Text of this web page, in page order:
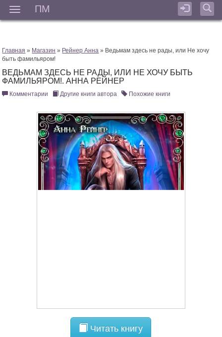
ПМ
Главная » Магазин » Рейнер Анна » Ведьмам здесь не рады, или Не хочу
быть фамильяром!
ВЕДЬМАМ ЗДЕСЬ НЕ РАДЫ, ИЛИ НЕ ХОЧУ БЫТЬ
ФАМИЛЬЯРОМ!. АННА РЕЙНЕР
Комментарии Другие книги автора Похожие книги
Читать книгу